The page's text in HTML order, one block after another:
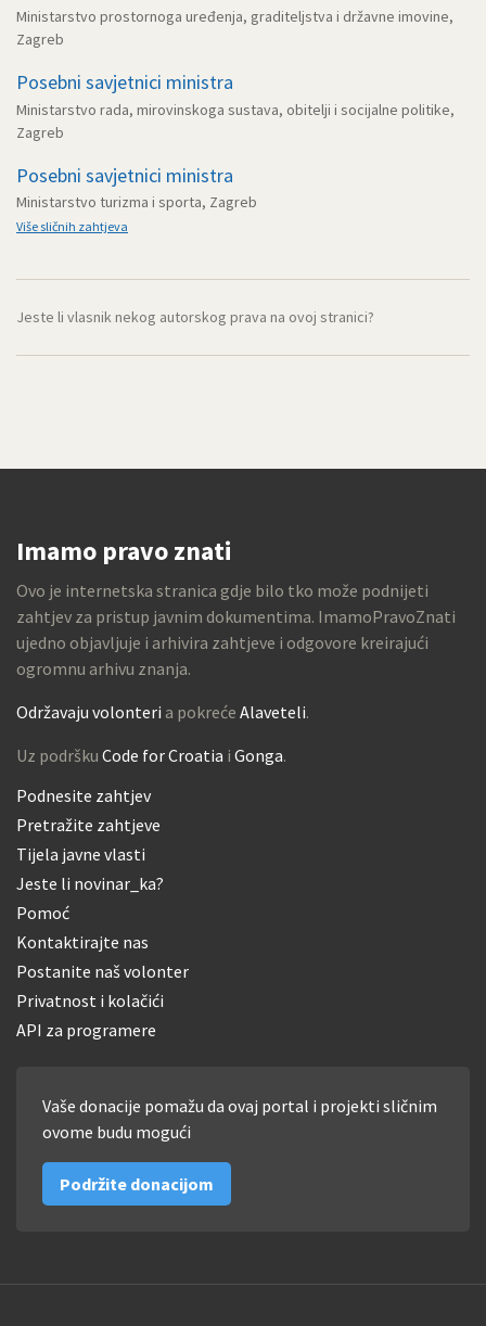
Ministarstvo prostornoga uređenja, graditeljstva i državne imovine,
Zagreb
Posebni savjetnici ministra
Ministarstvo rada, mirovinskoga sustava, obitelji i socijalne politike,
Zagreb
Posebni savjetnici ministra
Ministarstvo turizma i sporta, Zagreb
Više sličnih zahtjeva
Jeste li vlasnik nekog autorskog prava na ovoj stranici?
Imamo pravo znati
Ovo je internetska stranica gdje bilo tko može podnijeti
zahtjev za pristup javnim dokumentima. ImamoPravoZnati
ujedno objavljuje i arhivira zahtjeve i odgovore kreirajući
ogromnu arhivu znanja.
Održavaju volonteri a pokreće Alaveteli.
Uz podršku Code for Croatia i Gonga.
Podnesite zahtjev
Pretražite zahtjeve
Tijela javne vlasti
Jeste li novinar_ka?
Pomoć
Kontaktirajte nas
Postanite naš volonter
Privatnost i kolačići
API za programere
Vaše donacije pomažu da ovaj portal i projekti sličnim
ovome budu mogući
Podržite donacijom